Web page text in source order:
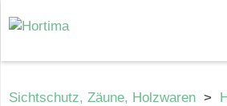
Sichtschutz, Zäune, Holzwaren >